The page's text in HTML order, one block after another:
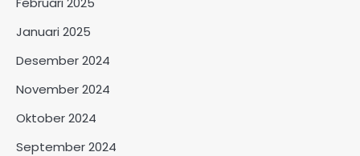
Januari 2025
Desember 2024
November 2024
Oktober 2024
September 2024